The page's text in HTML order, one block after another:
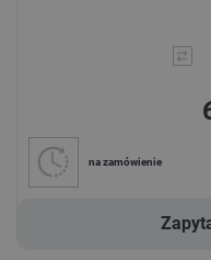
na zamówienie